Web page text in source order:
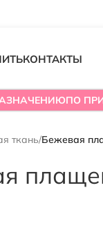
КОНТАКТЫ
ПО
ткань/Бежевая